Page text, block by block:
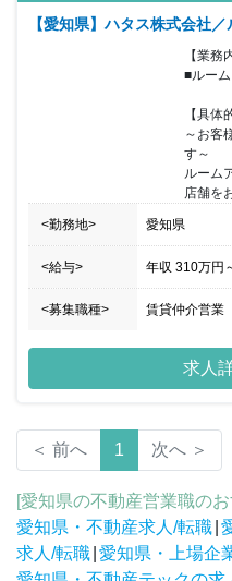
【愛知県】ハタス株式会社
【業務
■ルー
【具体
～お客
す～
ルーム
店舗を
<勤務地> 愛知県
<給与> 年収 310万円
<募集職種> 賃貸仲介営業
求人
＜ 前へ 1 次へ ＞
[愛知県の不動産営業職の
愛知県・不動産求人/転職
求人/転職 愛知県・上場企